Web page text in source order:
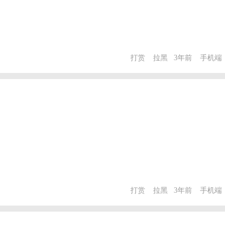
打赏 拉黑 3年前 手机端
打赏 拉黑 3年前 手机端